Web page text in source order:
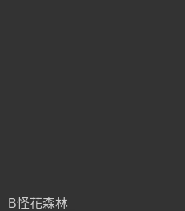
B怪花森林